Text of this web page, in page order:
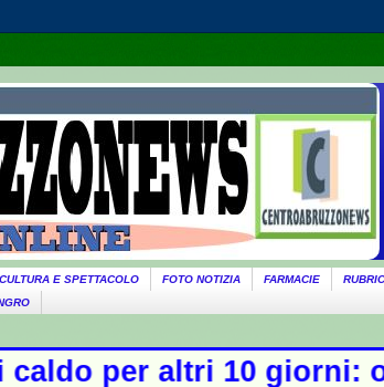
CULTURA E SPETTACOLO FOTO NOTIZIA FARMACIE
oggi 27 bollini